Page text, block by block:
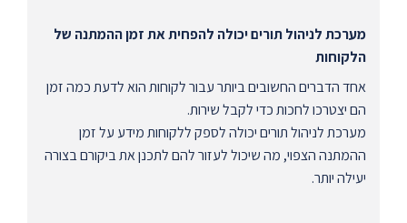
מערכת לניהול תורים יכולה להפחית את זמן ההמתנה של
הלקוחות
אחד הדברים החשובים ביותר עבור לקוחות הוא לדעת כמה זמן
הם יצטרכו לחכות כדי לקבל שירות.
מערכת לניהול תורים יכולה לספק ללקוחות מידע על זמן
ההמתנה הצפוי, מה שיכול לעזור להם לתכנן את ביקורם בצורה
יעילה יותר.